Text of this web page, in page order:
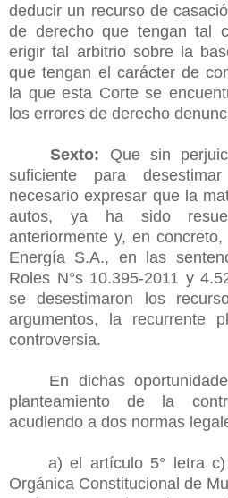
deducir un recurso de
de derecho que tengan tal
erigir tal arbitrio sobre la
que tengan el carácter de
la que esta Corte se
los errores de derecho
Sexto: Que sin
suficiente para
necesario expresar que la
autos, ya ha sido
anteriormente y, en
Energía S.A., en las
Roles N°s 10.395-2011 y
se desestimaron los
argumentos, la recurrente
controversia.
En dichas
planteamiento de la
acudiendo a dos normas
a) el artículo 5° letra
Orgánica Constitucional de